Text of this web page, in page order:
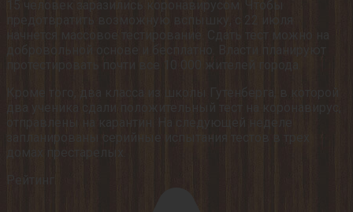
15 человек заразились коронавирусом. Чтобы
предотвратить возможную вспышку, с 22 июля
начнется массовое тестирование. Сдать тест можно на
добровольной основе и бесплатно. Власти планируют
Кроме того, два класса из школы Гутенберга, в которой
два ученика сдали положительный тест на коронавирус,
отправлены на карантин. На следующей неделе
домах престарелых.
Рейтинг